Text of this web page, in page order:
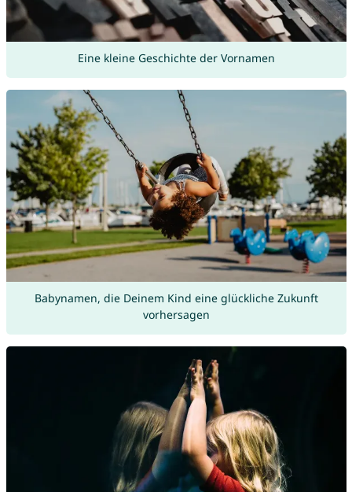
Eine kleine Geschichte der Vornamen
Babynamen, die Deinem Kind eine glückliche Zukunft
vorhersagen